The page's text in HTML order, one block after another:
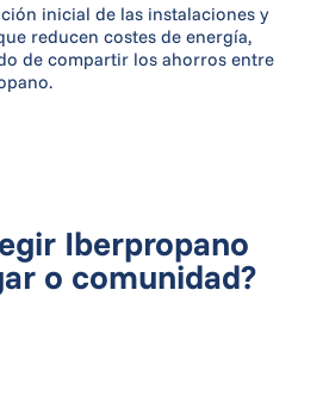
inicial de las instalaciones y
reducen costes de energía,
de compartir los ahorros entre
Iberpropano
o comunidad?